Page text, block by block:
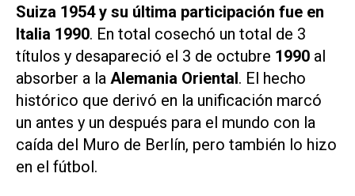
Suiza 1954 y su última participación fue en
Italia 1990. En total cosechó un total de 3
títulos y desapareció el 3 de octubre 1990 al
absorber a la Alemania Oriental. El hecho
histórico que derivó en la unificación marcó
un antes y un después para el mundo con la
caída del Muro de Berlín, pero también lo hizo
en el fútbol.